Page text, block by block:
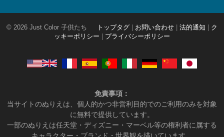
© 2026 Just Color 子供たち トップタグ お問い合わせ 法的通知
ク
ッキーポリシー
プライバシーポリシー
免責事項：
当サイトのぬりえは、個人的かつ非営利目的でのご利用のみを対象
に無料で提供しています。
一部のぬりえは任天堂・ディズニー・マーベル等の権利者に属する
キャラクター・ブランド・世界観を描いています。